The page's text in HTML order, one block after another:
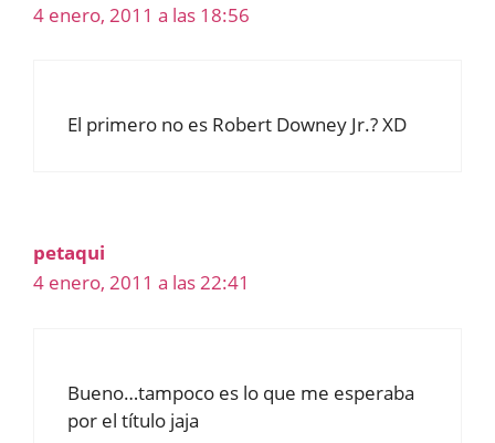
4 enero, 2011 a las 18:56
El primero no es Robert Downey Jr.? XD
petaqui
4 enero, 2011 a las 22:41
Bueno…tampoco es lo que me esperaba
por el título jaja